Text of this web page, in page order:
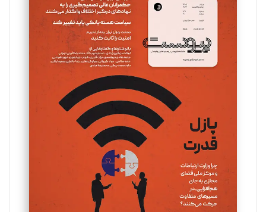
سروش کرمیان
تحریریه
مینا پاکدل
یسنا امان‌پور
تحریریه
ملینا جعفری
تحریریه